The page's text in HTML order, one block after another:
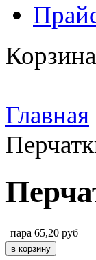
Главная
пара 65,20 руб